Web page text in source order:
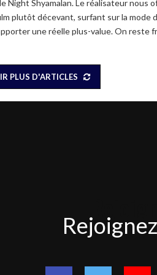
Night Shyamalan. Le réalisateur nous
plutôt décevant, surfant sur la mode
une réelle plus-value. On reste
PLUS D'ARTICLES
nous